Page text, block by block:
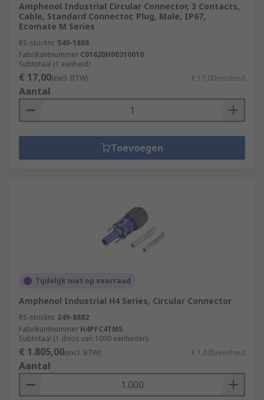
Amphenol Industrial Circular Connector, 3 Contacts,
Cable, Standard Connector, Plug, Male, IP67,
Ecomate M Series
RS-stocknr. 540-1868
Fabrikantnummer C01620H00310010
Subtotaal (1 eenheid)
€ 17,00(excl. BTW) € 17,00/eenheid
Aantal
Toevoegen
Tijdelijk niet op voorraad
Amphenol Industrial H4 Series, Circular Connector
RS-stocknr. 249-8882
Fabrikantnummer H4PFC4TMS
Subtotaal (1 doos van 1000 eenheden)
€ 1.805,00(excl. BTW) € 1,805/eenheid
Aantal